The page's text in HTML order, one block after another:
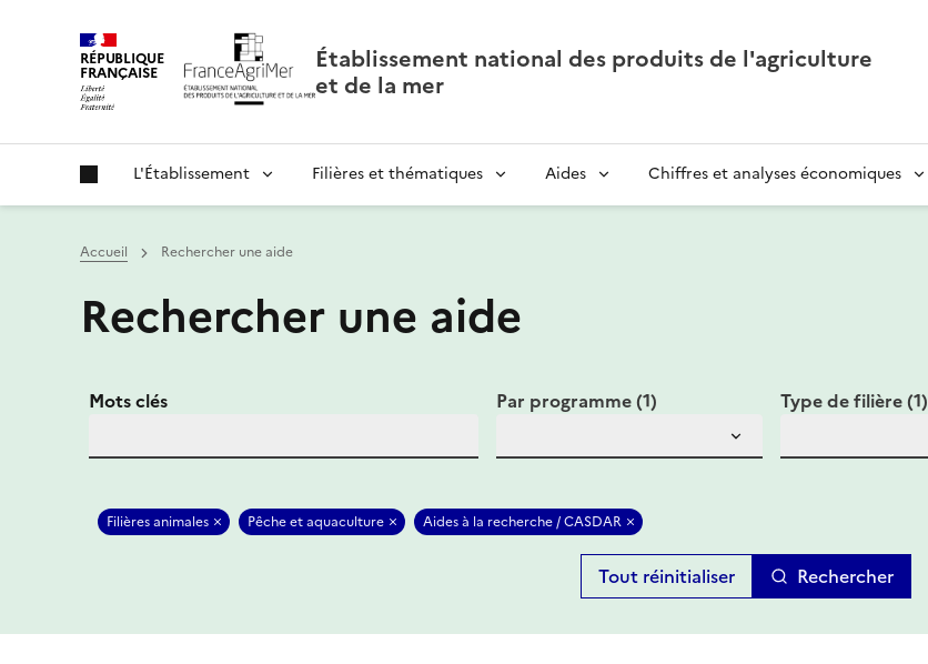
RÉPUBLIQUE
FRANÇAISE
Établissement national des produits de l'agriculture
et de la mer
L'Établissement Filières et thématiques Aides Chiffres et analyses économiques
Accueil Rechercher une aide
Rechercher une aide
Mots clés Par programme (1) Type de filière (1)
Filières animales Pêche et aquaculture Aides à la recherche / CASDAR
Rechercher